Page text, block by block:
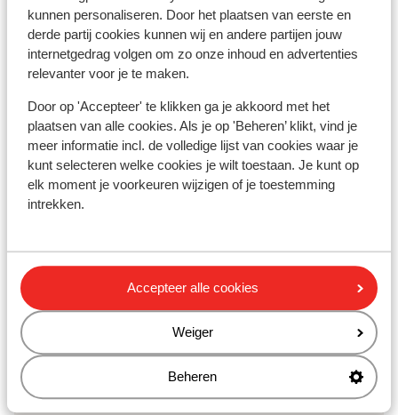
kunnen personaliseren. Door het plaatsen van eerste en
derde partij cookies kunnen wij en andere partijen jouw
internetgedrag volgen om zo onze inhoud en advertenties
relevanter voor je te maken.
Door op 'Accepteer' te klikken ga je akkoord met het
plaatsen van alle cookies. Als je op 'Beheren’ klikt, vind je
meer informatie incl. de volledige lijst van cookies waar je
kunt selecteren welke cookies je wilt toestaan. Je kunt op
elk moment je voorkeuren wijzigen of je toestemming
intrekken.
Accepteer alle cookies
Weiger
Beheren
Skipas
Skimateriaal
Andere accommodaties in Zell am See
Hotel Salzburgerhof
People’s Hotel